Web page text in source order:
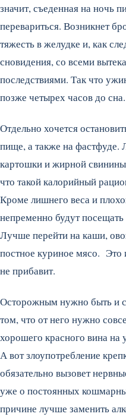
значит, съеденная на ночь
перевариться. Возникнет
тяжесть в желудке и, как
сновидения, со всеми
последствиями. Так что
позже четырех часов до сна.
Отдельно хочется
пище, а также на
картошки и жирной
что такой калорийный
Кроме лишнего веса и
непременно будут
Лучше перейти на каши,
постное куриное мясо. Это
не прибавит.
Осторожным нужно быть и с
том, что от него нужно
хорошего красного вина на
А вот злоупотребление
обязательно вызовет
уже о постоянных
причине лучше заменить